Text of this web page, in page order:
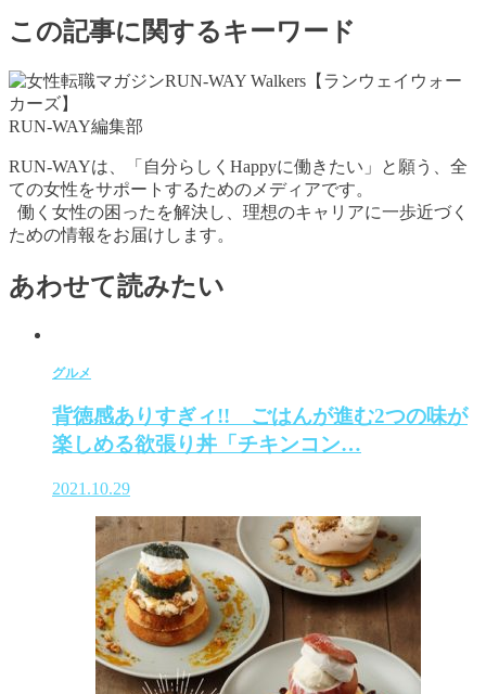
この記事に関するキーワード
RUN-WAY編集部
RUN-WAYは、「自分らしくHappyに働きたい」と願う、全
ての女性をサポートするためのメディアです。
働く女性の困ったを解決し、理想のキャリアに一歩近づく
ための情報をお届けします。
あわせて読みたい
グルメ
背徳感ありすぎィ!! ごはんが進む2つの味が
楽しめる欲張り丼「チキンコン…
2021.10.29